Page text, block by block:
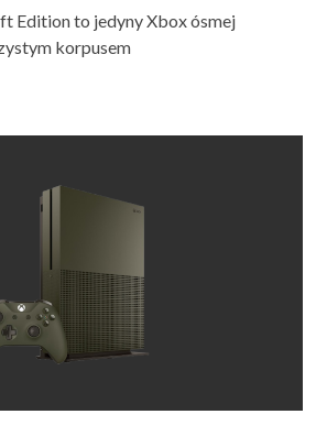
Edition to jedyny Xbox ósmej
korpusem